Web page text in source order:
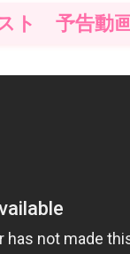
ト 予告動